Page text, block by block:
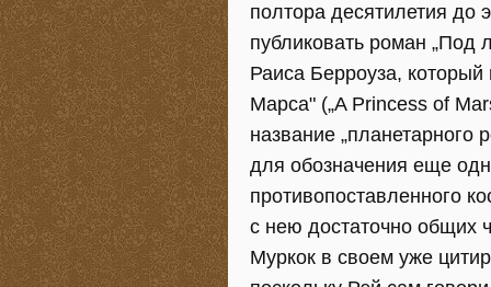
полтора десятилетия до
публиковать роман „Под
Раиса Берроуза,
Марса" („A Princess of
название „планетарного
для обозначения еще
противопоставленного
с нею достаточно общих
Муркок в своем уже